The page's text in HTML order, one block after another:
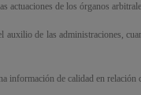
actuaciones de los órganos
auxilio de las administraciones,
información de calidad en